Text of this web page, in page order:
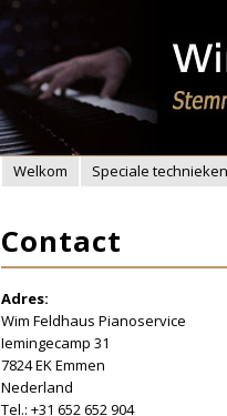
Welkom Speciale technieken
Contact
Adres:
Wim Feldhaus Pianoservice
Iemingecamp 31
7824 EK Emmen
Nederland
Tel.: +31 652 652 904